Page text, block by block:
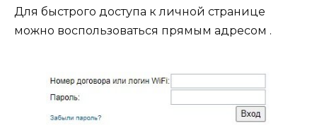
Для быстрого доступа к личной странице
можно воспользоваться прямым адресом .